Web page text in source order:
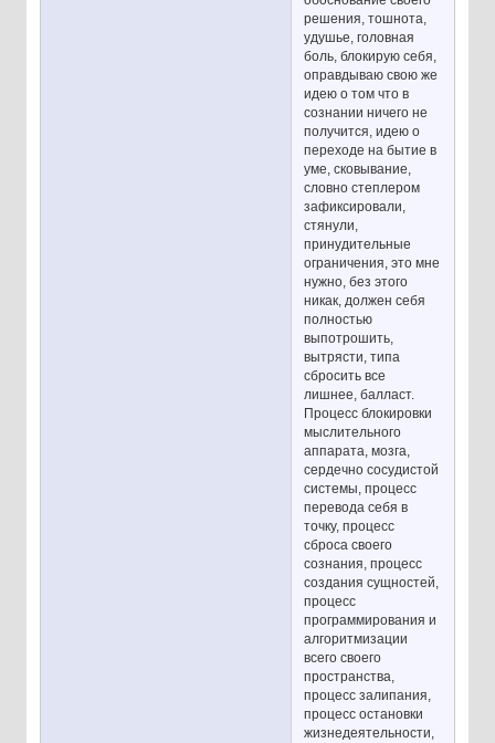
решения, тошнота,
удушье, головная
боль, блокирую себя,
оправдываю свою же
идею о том что в
сознании ничего не
получится, идею о
переходе на бытие в
уме, сковывание,
словно степлером
зафиксировали,
стянули,
принудительные
ограничения, это мне
нужно, без этого
никак, должен себя
полностью
выпотрошить,
вытрясти, типа
сбросить все
лишнее, балласт.
Процесс блокировки
мыслительного
аппарата, мозга,
сердечно сосудистой
системы, процесс
перевода себя в
точку, процесс
сброса своего
сознания, процесс
создания сущностей,
процесс
программирования и
алгоритмизации
всего своего
пространства,
процесс залипания,
процесс остановки
жизнедеятельности,